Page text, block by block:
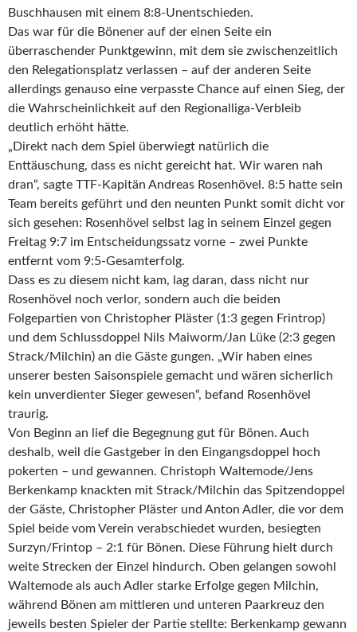
Buschhausen mit einem 8:8-Unentschieden.
Das war für die Bönener auf der einen Seite ein
überraschender Punktgewinn, mit dem sie zwischenzeitlich
den Relegationsplatz verlassen – auf der anderen Seite
allerdings genauso eine verpasste Chance auf einen Sieg, der
die Wahrscheinlichkeit auf den Regionalliga-Verbleib
deutlich erhöht hätte.
„Direkt nach dem Spiel überwiegt natürlich die
Enttäuschung, dass es nicht gereicht hat. Wir waren nah
dran“, sagte TTF-Kapitän Andreas Rosenhövel. 8:5 hatte sein
Team bereits geführt und den neunten Punkt somit dicht vor
sich gesehen: Rosenhövel selbst lag in seinem Einzel gegen
Freitag 9:7 im Entscheidungssatz vorne – zwei Punkte
entfernt vom 9:5-Gesamterfolg.
Dass es zu diesem nicht kam, lag daran, dass nicht nur
Rosenhövel noch verlor, sondern auch die beiden
Folgepartien von Christopher Pläster (1:3 gegen Frintrop)
und dem Schlussdoppel Nils Maiworm/Jan Lüke (2:3 gegen
Strack/Milchin) an die Gäste gungen. „Wir haben eines
unserer besten Saisonspiele gemacht und wären sicherlich
kein unverdienter Sieger gewesen“, befand Rosenhövel
traurig.
Von Beginn an lief die Begegnung gut für Bönen. Auch
deshalb, weil die Gastgeber in den Eingangsdoppel hoch
pokerten – und gewannen. Christoph Waltemode/Jens
Berkenkamp knackten mit Strack/Milchin das Spitzendoppel
der Gäste, Christopher Pläster und Anton Adler, die vor dem
Spiel beide vom Verein verabschiedet wurden, besiegten
Surzyn/Frintop – 2:1 für Bönen. Diese Führung hielt durch
weite Strecken der Einzel hindurch. Oben gelangen sowohl
Waltemode als auch Adler starke Erfolge gegen Milchin,
während Bönen am mittleren und unteren Paarkreuz den
jeweils besten Spieler der Partie stellte: Berkenkamp gewann